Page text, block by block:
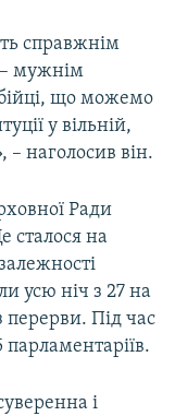
справжнім
– мужнім
що можемо
у вільній,
– наголосив він.​
Ради
сталося на
усю ніч з 27 на
перерви. Під час
і